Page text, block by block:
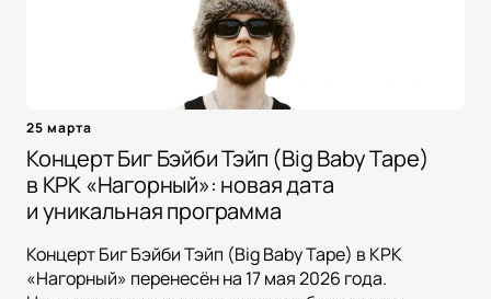
25 марта
Концерт Биг Бэйби Тэйп (Big Baby Tape)
в КРК «Нагорный»: новая дата
и уникальная программа
Концерт Биг Бэйби Тэйп (Big Baby Tape) в КРК
«Нагорный» перенесён на 17 мая 2026 года.